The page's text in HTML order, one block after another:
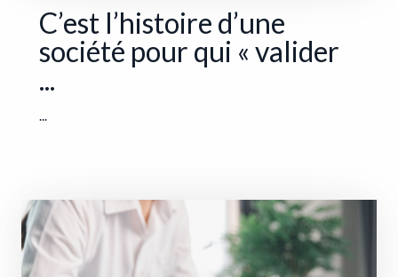
C’est l’histoire d’une
société pour qui « valider
...
...